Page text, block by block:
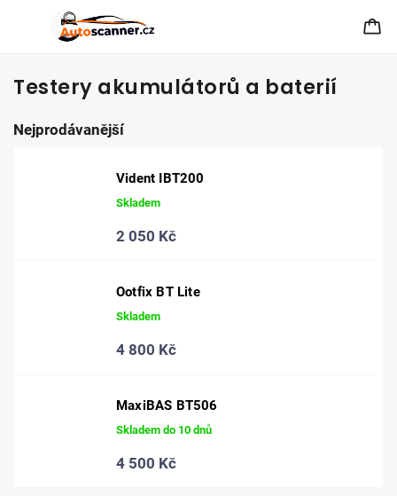
Testery akumulátorů a baterií
Nejprodávanější
Vident IBT200
Skladem
2 050 Kč
Ootfix BT Lite
Skladem
4 800 Kč
MaxiBAS BT506
Skladem do 10 dnů
4 500 Kč